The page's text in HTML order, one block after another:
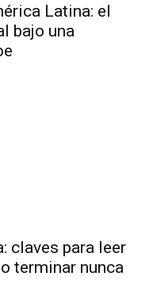
Latina: el
bajo una
claves para leer
terminar nunca